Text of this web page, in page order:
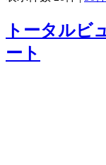
トータルビ
ート